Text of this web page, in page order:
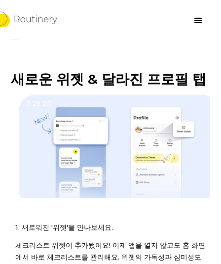
새로운 위젯 & 달라진 프로필 탭
1. 새로워진 '위젯'을 만나보세요.
체크리스트 위젯이 추가됐어요! 이제 앱을 열지 않고도 홈 화면
에서 바로 체크리스트를 관리해요. 위젯의 가독성과 심미성도